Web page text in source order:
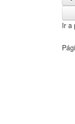
Ir a